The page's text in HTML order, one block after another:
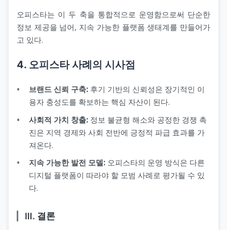
오피스타는 이 두 축을 통합적으로 운영함으로써 단순한
정보 제공을 넘어, 지속 가능한 플랫폼 생태계를 만들어가
고 있다.
4. 오피스타 사례의 시사점
브랜드 신뢰 구축: 후기 기반의 신뢰성은 장기적인 이
용자 충성도를 확보하는 핵심 자산이 된다.
사회적 가치 창출: 정보 불균형 해소와 공정한 경쟁 촉
진은 지역 경제와 사회 전반에 긍정적 파급 효과를 가
져온다.
지속 가능한 발전 모델: 오피스타의 운영 방식은 다른
디지털 플랫폼이 따라야 할 모범 사례로 평가될 수 있
다.
Ⅲ. 결론